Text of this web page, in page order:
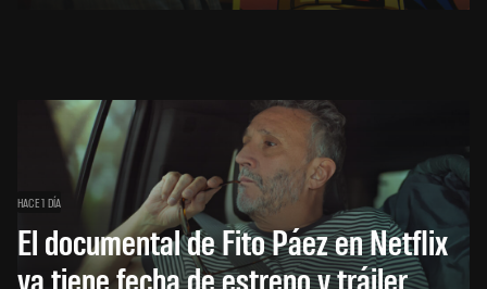
HACE 1 DÍA
El documental de Fito Páez en Netflix
ya tiene fecha de estreno y tráiler